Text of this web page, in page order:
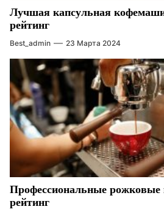
Лучшая капсульная
рейтинг
Best_admin 23 Марта 2024
Профессиональные
рейтинг